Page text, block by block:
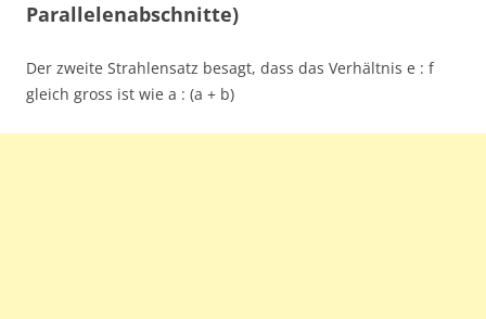
Parallelenabschnitte)
Der zweite Strahlensatz besagt, dass das Verhältnis e : f
gleich gross ist wie a : (a + b)